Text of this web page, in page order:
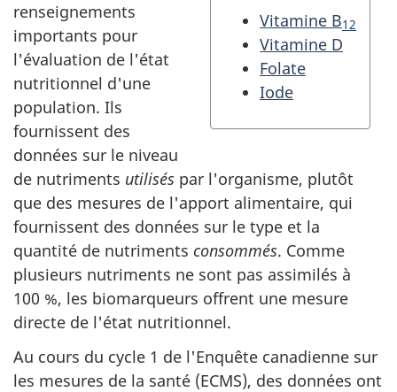
Vitamine B12
Vitamine D
Folate
Iode
renseignements
importants pour
l'évaluation de l'état
nutritionnel d'une
population. Ils
fournissent des
données sur le niveau
de nutriments utilisés par l'organisme, plutôt
que des mesures de l'apport alimentaire, qui
fournissent des données sur le type et la
quantité de nutriments consommés. Comme
plusieurs nutriments ne sont pas assimilés à
100 %, les biomarqueurs offrent une mesure
directe de l'état nutritionnel.
Au cours du cycle 1 de l'Enquête canadienne sur
les mesures de la santé (ECMS), des données ont